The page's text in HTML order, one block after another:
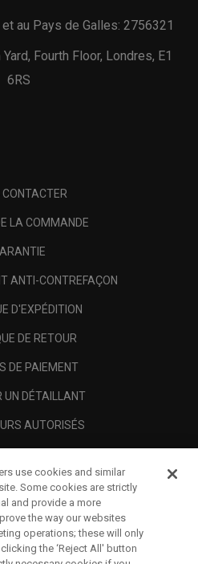
au Pays de Galles: 2756321
Fourth Floor, Londres, E1
6RS
CONTACTER
LA COMMANDE
ANTI-CONTREFAÇON
D'EXPÉDITION
DE RETOUR
DE PAIEMENT
UN DÉTAILLANT
AUTORISÉS
LÉGALES
use cookies and similar
Some cookies are strictly
and provide a more
the way our websites
operations; these will only
the ‘Reject All' button